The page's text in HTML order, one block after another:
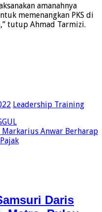
amanahnya
memenangkan PKS di
tutup Ahmad Tarmizi.
Leadership Training
Markarius Anwar Berharap
Daris